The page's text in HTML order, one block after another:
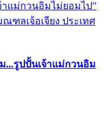
าแม่กวนอิมไม่ยอมไป”
ฑลเจ้อเจียง ประเทศ
...รูปปั้นเจ้าแม่กวนอิม